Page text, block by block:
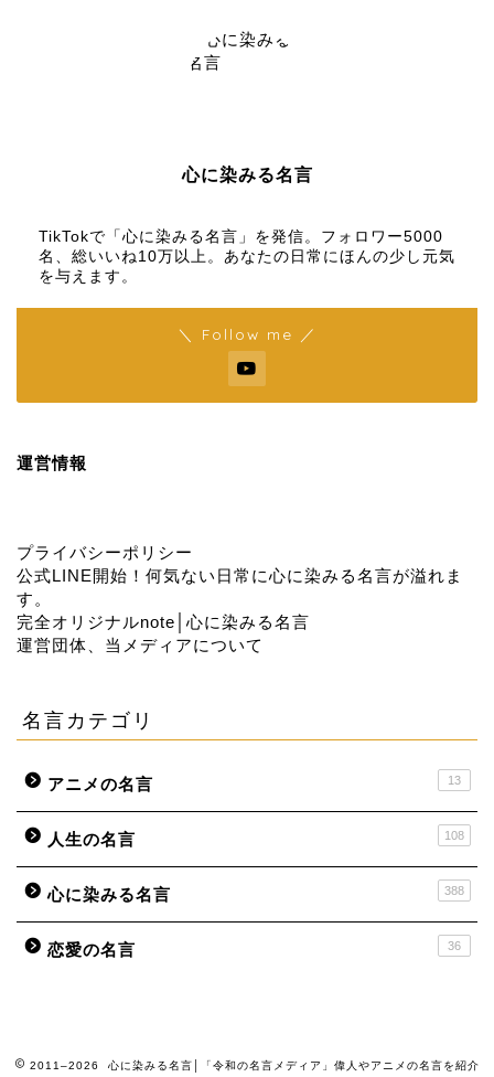
心に染みる名言
TikTokで「心に染みる名言」を発信。フォロワー5000
名、総いいね10万以上。あなたの日常にほんの少し元気
を与えます。
＼ Follow me ／
運営情報
プライバシーポリシー
公式LINE開始！何気ない日常に心に染みる名言が溢れま
す。
完全オリジナルnote│心に染みる名言
運営団体、当メディアについて
名言カテゴリ
アニメの名言 13
人生の名言 108
心に染みる名言 388
恋愛の名言 36
2011–2026 心に染みる名言│「令和の名言メディア」偉人やアニメの名言を紹介